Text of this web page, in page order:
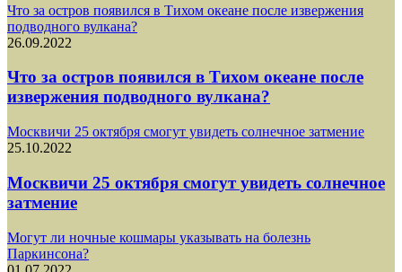
Что за остров появился в Тихом океане после извержения
подводного вулкана?
26.09.2022
Что за остров появился в Тихом океане после
извержения подводного вулкана?
Москвичи 25 октября смогут увидеть солнечное затмение
25.10.2022
Москвичи 25 октября смогут увидеть солнечное
затмение
Могут ли ночные кошмары указывать на болезнь
Паркинсона?